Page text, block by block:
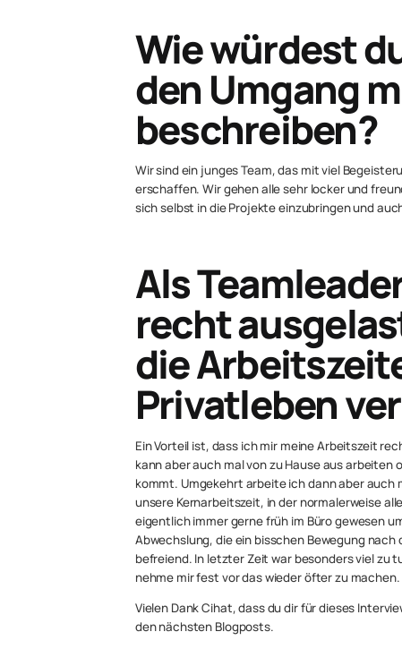
Wie würdest
den Umgang
beschreiben?
Wir sind ein junges Team, das mit viel
erschaffen. Wir gehen alle sehr locker und
sich selbst in die Projekte einzubringen und
Als
recht
die
Privatleben
Ein Vorteil ist, dass ich mir meine Arbeitszeit
kann aber auch mal von zu Hause aus
kommt. Umgekehrt arbeite ich dann aber auch
unsere Kernarbeitszeit, in der normalerweise
eigentlich immer gerne früh im Büro gewesen
Abwechslung, die ein bisschen Bewegung
befreiend. In letzter Zeit war besonders viel zu
nehme mir fest vor das wieder öfter zu machen.
Vielen Dank Cihat, dass du dir für dieses
den nächsten Blogposts.